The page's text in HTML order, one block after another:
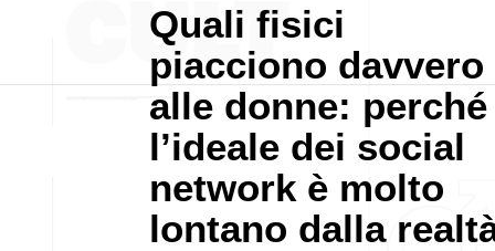
Quali fisici
piacciono davvero
alle donne: perché
l’ideale dei social
network è molto
lontano dalla